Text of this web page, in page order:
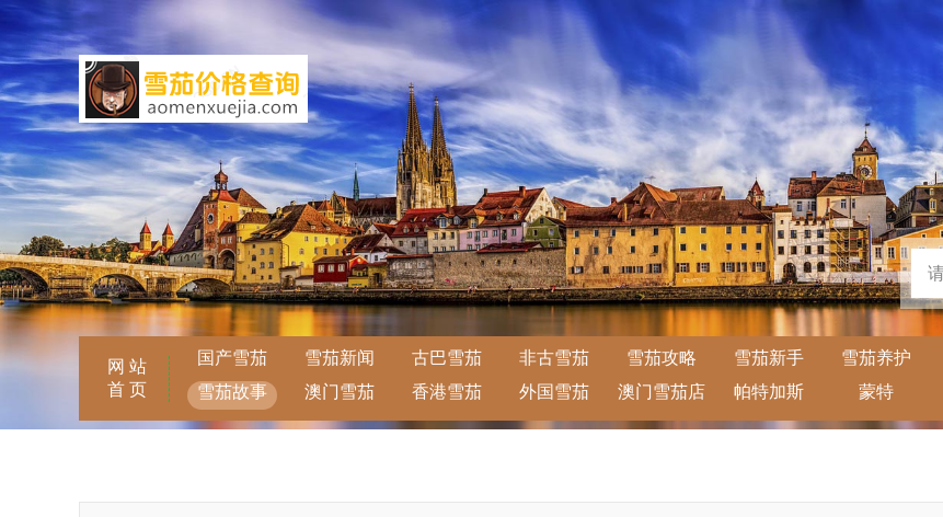
网 站
首 页
国产雪茄 雪茄新闻 古巴雪茄 非古雪茄 雪茄攻略 雪茄新手 雪茄养护
雪茄故事
澳门雪茄 香港雪茄 外国雪茄 澳门雪茄店 帕特加斯 蒙特